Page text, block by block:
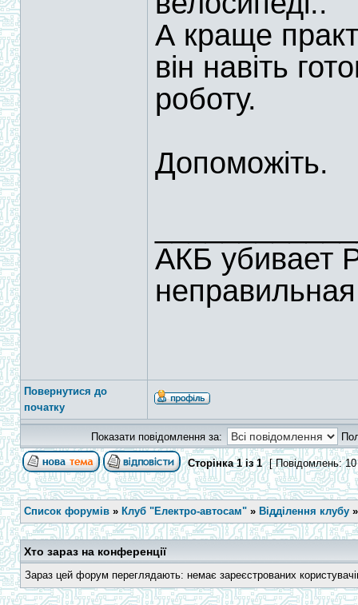
А краще
він навіть
роботу.
Допоможіть.
АКБ убивает
Повернутися до
початку
Показати повідомлення за:
Сторінка1із1 [ Повідомлень:
Список форумів » Клуб "Електро-автосам" » Відділення клубу
Хто зараз на конференції
Зараз цей форум переглядають: немає зареєстрованих